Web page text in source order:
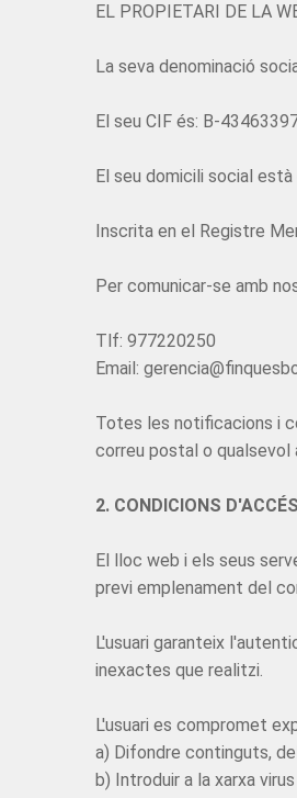
EL PROPIETARI DE LA
La seva denominació
El seu CIF és: B-
El seu domicili social està
Inscrita en el Registre
Per comunicar-se amb
Tlf: 977220250
Email:
Totes les notificacions i
correu postal o
2. CONDICIONS
El lloc web i els seus
previ emplenament del
L'usuari garanteix
inexactes que realitzi.
L'usuari es compromet
a) Difondre continguts,
b) Introduir a la xarxa